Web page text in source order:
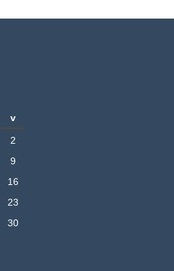
v
2
9
16
23
30